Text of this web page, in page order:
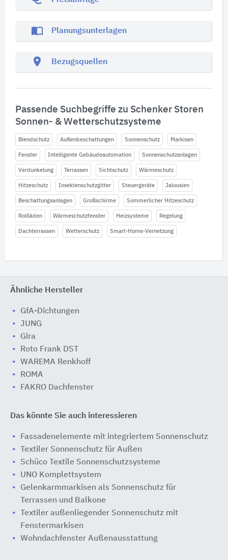
import_contacts Planungsunterlagen
location_on Bezugsquellen
Passende Suchbegriffe zu Schenker Storen
Sonnen- & Wetterschutzsysteme
Blendschutz Außenbeschattungen Sonnenschutz Markisen
Fenster Intelligente Gebäudeautomation Sonnenschutzanlagen
Verdunkelung Terrassen Sichtschutz Wärmeschutz
Hitzeschutz Insektenschutzgitter Steuergeräte Jalousien
Beschattungsanlagen Großschirme Sommerlicher Hitzeschutz
Rollläden Wärmeschutzfenster Heizsysteme Regelung
Dachterrassen Wetterschutz Smart-Home-Vernetzung
Ähnliche Hersteller
GfA-Dichtungen
JUNG
Gira
Roto Frank DST
WAREMA Renkhoff
ROMA
FAKRO Dachfenster
Das könnte Sie auch interessieren
Fassadenelemente mit integriertem Sonnenschutz
Textiler Sonnenschutz für Außen
Schüco Textile Sonnenschutzsysteme
UNO Komplettsystem
Gelenkarmmarkisen als Sonnenschutz für
Terrassen und Balkone
Textiler außenliegender Sonnenschutz mit
Fenstermarkisen
Wohndachfenster Außenausstattung